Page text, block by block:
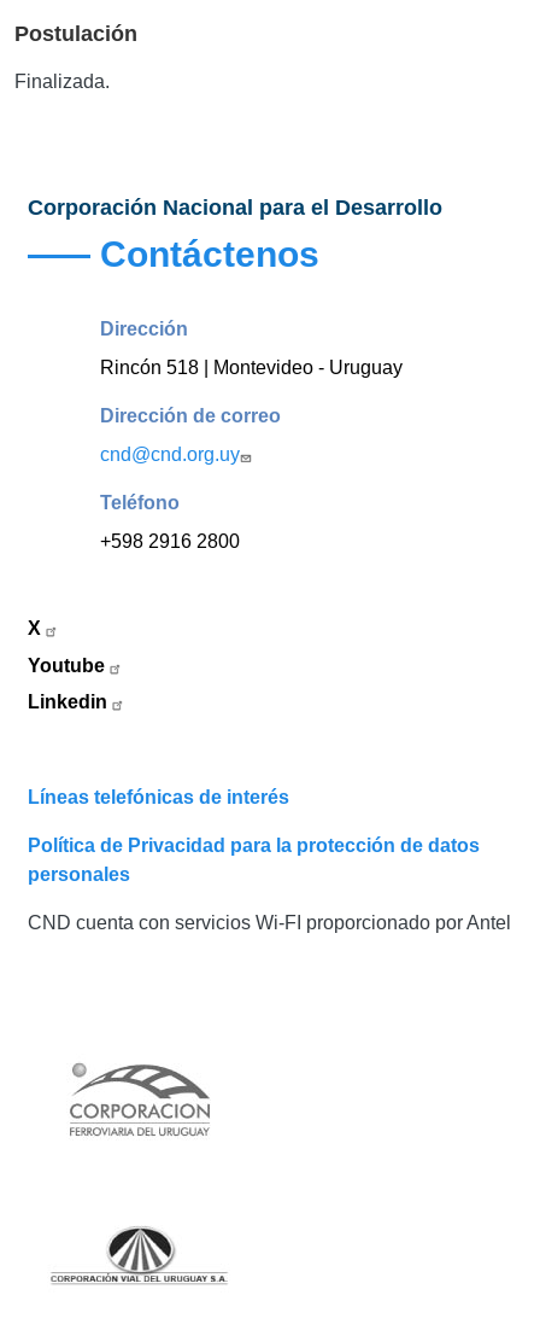
Postulación
Finalizada.
Corporación Nacional para el Desarrollo
Contáctenos
Dirección
Rincón 518 | Montevideo - Uruguay
Dirección de correo
cnd@cnd.org.uy
Teléfono
+598 2916 2800
X
Youtube
Linkedin
Líneas telefónicas de interés
Política de Privacidad para la protección de datos
personales
CND cuenta con servicios Wi-FI proporcionado por Antel